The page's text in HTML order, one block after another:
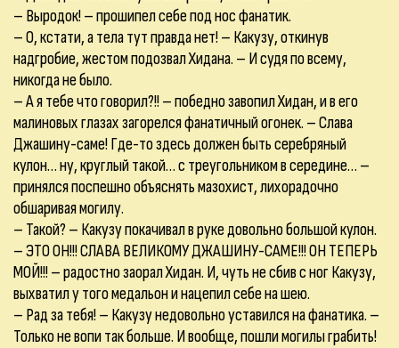
– Выродок! – прошипел себе под нос фанатик.
– О, кстати, а тела тут правда нет! – Какузу, откинув
надгробие, жестом подозвал Хидана. – И судя по всему,
никогда не было.
– А я тебе что говорил?!! – победно завопил Хидан, и в его
малиновых глазах загорелся фанатичный огонек. – Слава
Джашину-саме! Где-то здесь должен быть серебряный
кулон… ну, круглый такой… с треугольником в середине… –
принялся поспешно объяснять мазохист, лихорадочно
обшаривая могилу.
– Такой? – Какузу покачивал в руке довольно большой кулон.
– ЭТО ОН!!! СЛАВА ВЕЛИКОМУ ДЖАШИНУ-САМЕ!!! ОН ТЕПЕРЬ
МОЙ!!! – радостно заорал Хидан. И, чуть не сбив с ног Какузу,
выхватил у того медальон и нацепил себе на шею.
– Рад за тебя! – Какузу недовольно уставился на фанатика. –
Только не вопи так больше. И вообще, пошли могилы грабить!